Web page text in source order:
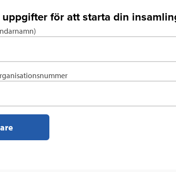
för att starta din